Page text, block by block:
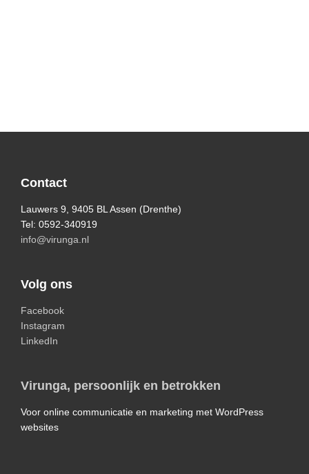
FooterContact
Lauwers 9, 9405 BL Assen (Drenthe)
Tel: 0592-340919
info@virunga.nl
Volg ons
Facebook
Instagram
LinkedIn
Virunga, persoonlijk en betrokken
Voor online communicatie en marketing met WordPress
websites